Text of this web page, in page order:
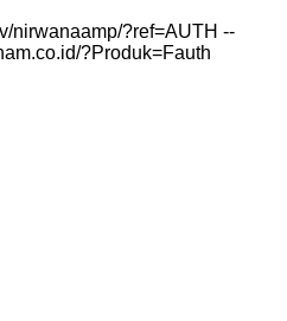
nirwanaamp/?ref=AUTH --
?Produk=Fauth